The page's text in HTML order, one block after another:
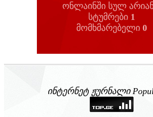
ონლაინში სულ
სტუმრები 1
მომხმარებელი 0
ინტერნეტ ჟურნალი